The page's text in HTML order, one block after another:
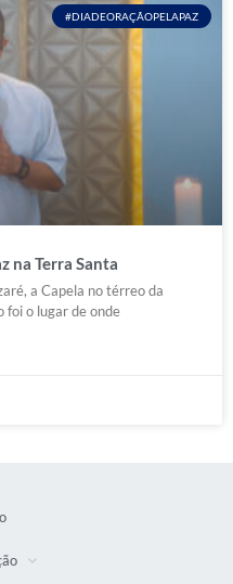
#DIADEORAÇÃOPELAPAZ
na Terra Santa
a Capela no térreo da
foi o lugar de onde